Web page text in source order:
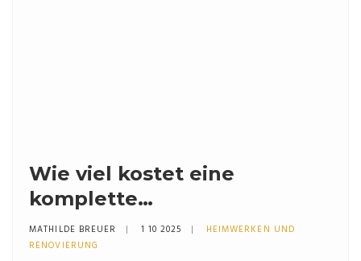
Wie viel kostet eine
komplette
Wohnungsrenovierung? -
Kostenübersicht 2025
MATHILDE BREUER 1 10 2025
HEIMWERKEN UND
RENOVIERUNG